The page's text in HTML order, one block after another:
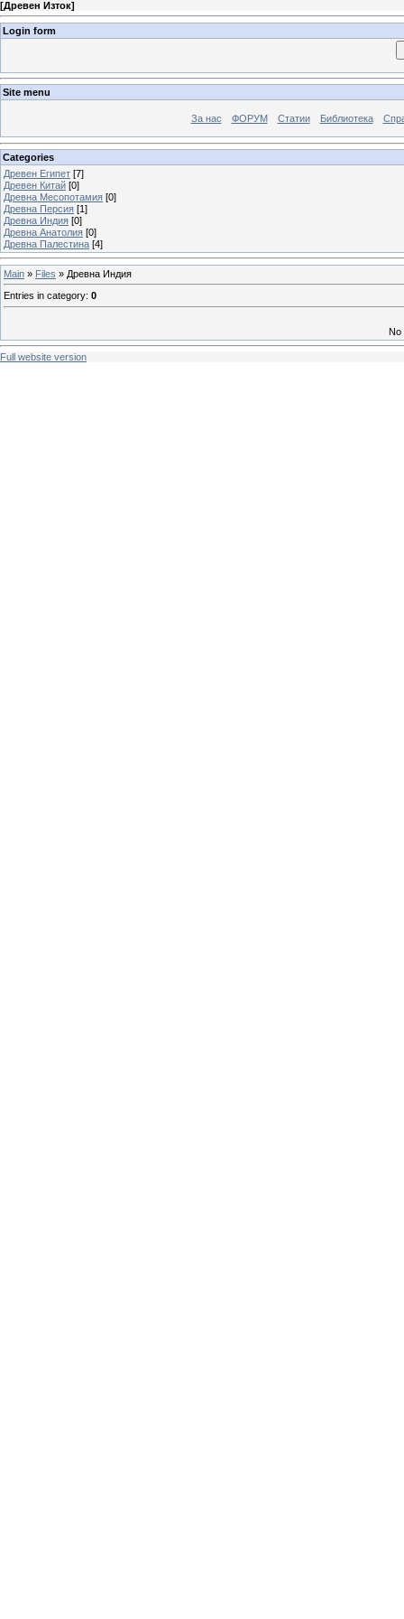
[Древен Изток]
Login form
Site menu
За нас ФОРУМ Статии Библиотека
Categories
Древен Египет [7]
Древен Китай [0]
Древна Месопотамия [0]
Древна Персия [1]
Древна Индия [0]
Древна Анатолия [0]
Древна Палестина [4]
Main » Files » Древна Индия
Entries in category: 0
No
Full website version